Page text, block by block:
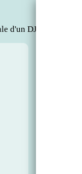
d'un DJ